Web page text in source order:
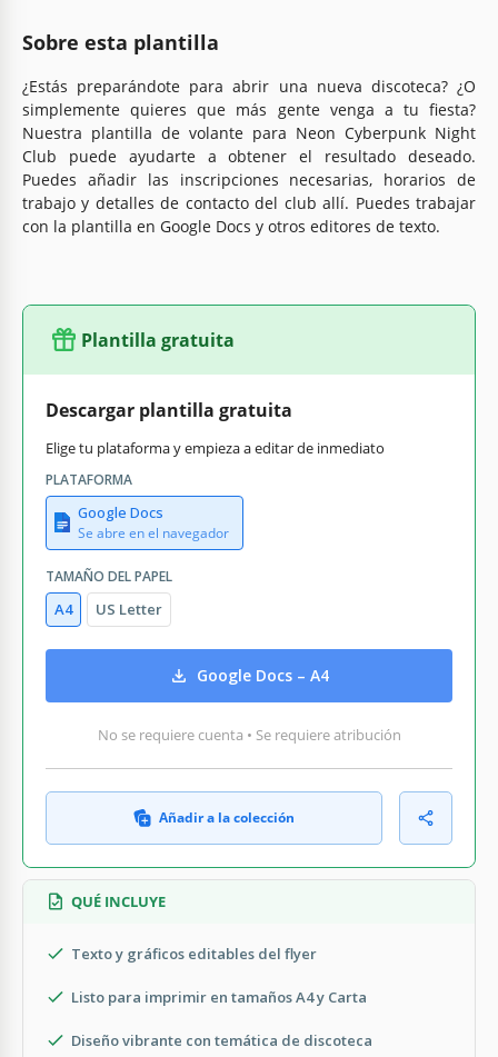
Sobre esta plantilla
¿Estás preparándote para abrir una nueva discoteca? ¿O
simplemente quieres que más gente venga a tu fiesta?
Nuestra plantilla de volante para Neon Cyberpunk Night
Club puede ayudarte a obtener el resultado deseado.
Puedes añadir las inscripciones necesarias, horarios de
trabajo y detalles de contacto del club allí. Puedes trabajar
con la plantilla en Google Docs y otros editores de texto.
Plantilla gratuita
Descargar plantilla gratuita
Elige tu plataforma y empieza a editar de inmediato
PLATAFORMA
Google Docs
Se abre en el navegador
TAMAÑO DEL PAPEL
A4 US Letter
Google Docs – A4
No se requiere cuenta • Se requiere atribución
Añadir a la colección
QUÉ INCLUYE
Texto y gráficos editables del flyer
Listo para imprimir en tamaños A4 y Carta
Diseño vibrante con temática de discoteca